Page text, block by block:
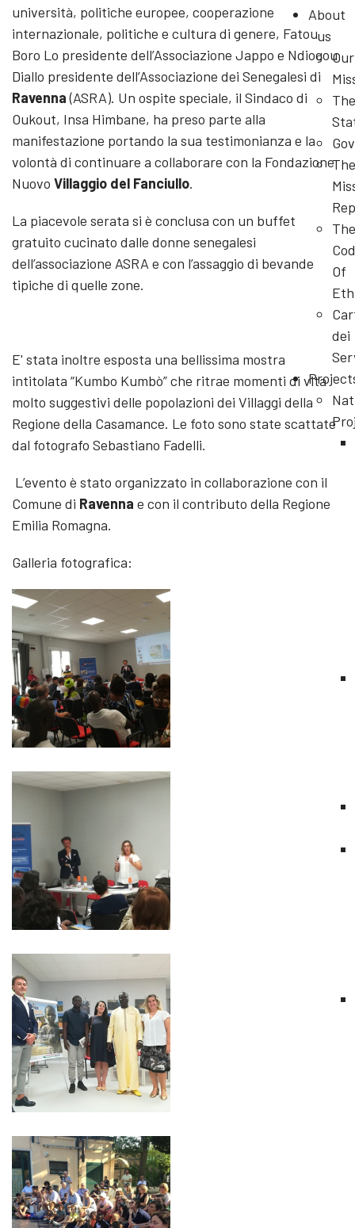
About
us
Our
The
The
The
Of
dei
università, politiche europee, cooperazione
internazionale, politiche e cultura di genere, Fatou
Boro Lo presidente dell’Associazione Jappo e Ndiogou
Diallo presidente dell’Associazione dei Senegalesi di
Ravenna(ASRA). Un ospite speciale, il Sindaco di
Oukout, Insa Himbane, ha preso parte alla
manifestazione portando la sua testimonianza e la
volontà di continuare a collaborare con la Fondazione
Nuovo Villaggio del Fanciullo.
La piacevole serata si è conclusa con un buffet
gratuito cucinato dalle donne senegalesi
dell’associazione ASRA e con l’assaggio di bevande
tipiche di quelle zone.
E' stata inoltre esposta una bellissima mostra
intitolata “Kumbo Kumbò” che ritrae momenti di vita
molto suggestivi delle popolazioni dei Villaggi della
Regione della Casamance. Le foto sono state scattate
dal fotografo Sebastiano Fadelli.
L’evento è stato organizzato in collaborazione con il
Comune di Ravenna e con il contributo della Regione
Emilia Romagna.
Galleria fotografica: